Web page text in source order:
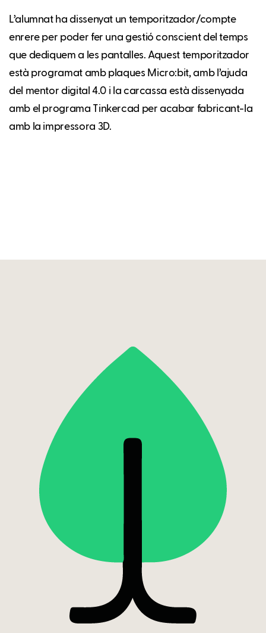
L’alumnat ha dissenyat un temporitzador/compte
enrere per poder fer una gestió conscient del temps
que dediquem a les pantalles. Aquest temporitzador
està programat amb plaques Micro:bit, amb l’ajuda
del mentor digital 4.0 i la carcassa està dissenyada
amb el programa Tinkercad per acabar fabricant-la
amb la impressora 3D.